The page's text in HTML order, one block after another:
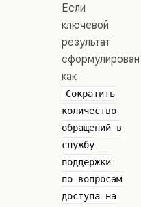
Если
ключевой
результат
сформулирован
как
Сократить
количество
обращений в
службу
поддержки
по вопросам
доступа на